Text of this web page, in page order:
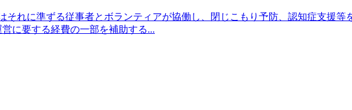
それに準ずる従事者とボランティアが協働し、閉じこもり予防、認知症支援
に要する経費の一部を補助する...